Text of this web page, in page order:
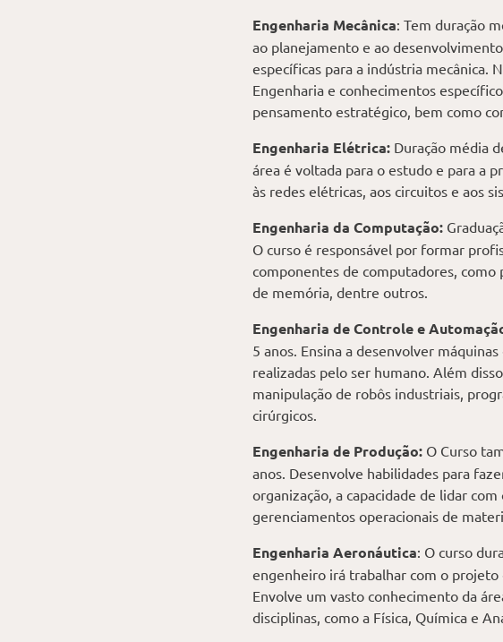
Engenharia Mecânica: Tem duração
ao planejamento e ao
específicas para a indústria mecânica.
Engenharia e conhecimentos
pensamento estratégico, bem como
Engenharia Elétrica: Duração média
área é voltada para o estudo e para a
às redes elétricas, aos circuitos e aos
Engenharia da Computação:
O curso é responsável por formar
componentes de computadores, como
de memória, dentre outros.
Engenharia de Controle e
5 anos. Ensina a desenvolver
realizadas pelo ser humano. Além
manipulação de robôs industriais,
cirúrgicos.
Engenharia de Produção: O Curso
anos. Desenvolve habilidades para
organização, a capacidade de lidar
gerenciamentos operacionais de
Engenharia Aeronáutica: O curso
engenheiro irá trabalhar com o projeto
Envolve um vasto conhecimento da
disciplinas, como a Física, Química e